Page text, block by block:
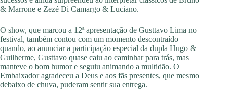
& Marrone e Zezé Di Camargo & Luciano.
O show, que marcou a 12ª apresentação de Gusttavo Lima no
festival, também contou com um momento descontraído
quando, ao anunciar a participação especial da dupla Hugo &
Guilherme, Gusttavo quase caiu ao caminhar para trás, mas
manteve o bom humor e seguiu animando a multidão. O
Embaixador agradeceu a Deus e aos fãs presentes, que mesmo
debaixo de chuva, puderam sentir sua entrega.